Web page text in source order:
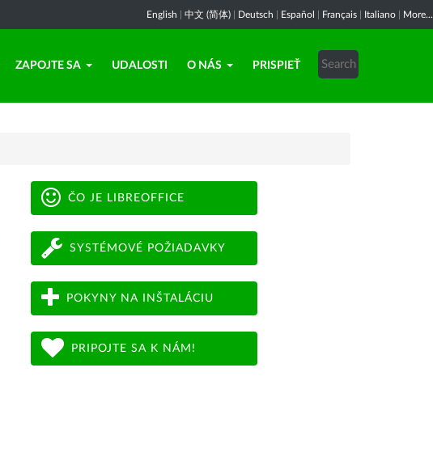
English 中文 (简体) Deutsch Español Français Italiano More...
ZAPOJTE SA UDALOSTI O NÁS PRISPIEŤ
ČO JE LIBREOFFICE
SYSTÉMOVÉ POŽIADAVKY
POKYNY NA INŠTALÁCIU
PRIPOJTE SA K NÁM!